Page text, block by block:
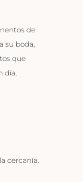
de
su boda,
que
día.
cercanía.